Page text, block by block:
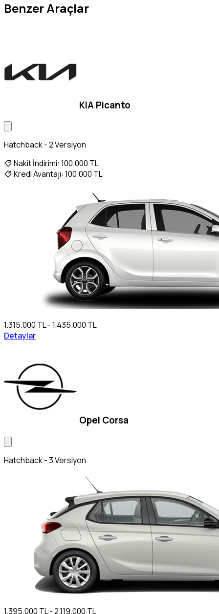
Benzer Araçlar
KIA Picanto
Hatchback - 2 Versiyon
Nakit İndirimi: 100.000 TL
Kredi Avantajı: 100.000 TL
1.315.000 TL - 1.435.000 TL
Detaylar
Opel Corsa
Hatchback - 3 Versiyon
1.395.000 TL - 2.119.000 TL